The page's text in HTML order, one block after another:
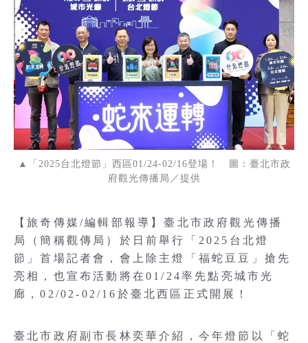
▲「2025台北燈節」西區01/24-02/16登場！ 圖：臺北市政
府觀光傳播局／提供
【旅奇傳媒/編輯部報導】臺北市政府觀光傳播
局（簡稱觀傳局）於日前舉行「2025台北燈
節」首場記者會，會上除主燈「福蛇豆豆」搶先
亮相，也宣布活動將在01/24率先點亮城市光
廊，02/02-02/16於臺北西區正式開展！
臺北市政府副市長林奕華介紹，今年燈節以「蛇